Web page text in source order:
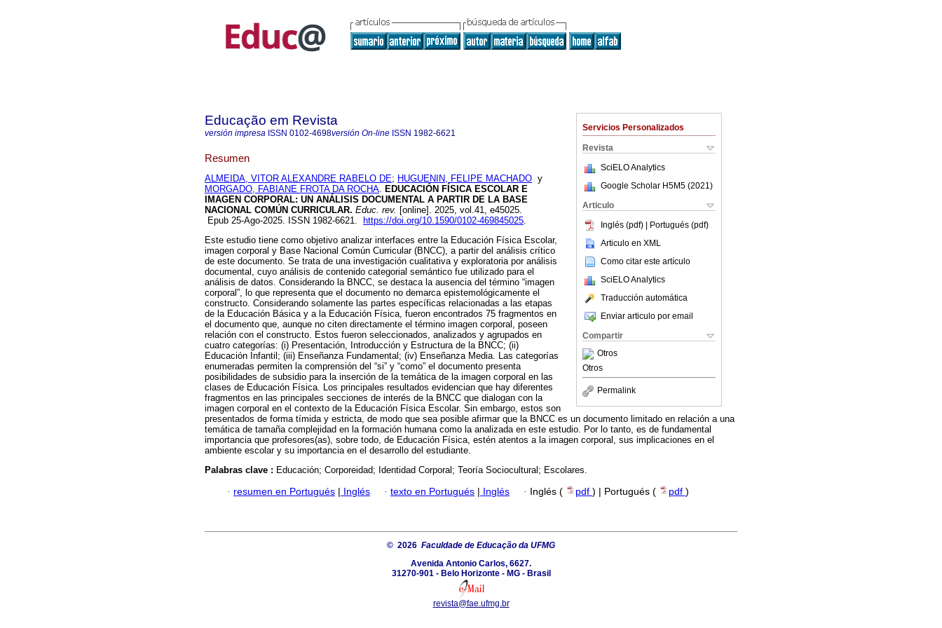
Servicios Personalizados
Revista
SciELO Analytics
Google Scholar H5M5 (2021 )
Articulo
Inglés (pdf) | Portugués (pdf)
Articulo en XML
Como citar este artículo
SciELO Analytics
Traducción automática
Enviar articulo por email
Compartir
Otros
Otros
Permalink
Educação em Revista
versión impresa ISSN 0102-4698versión On-line ISSN 1982-6621
Resumen
ALMEIDA, VITOR ALEXANDRE RABELO DE; HUGUENIN, FELIPE MACHADO y
MORGADO, FABIANE FROTA DA ROCHA. EDUCACIÓN FÍSICA ESCOLAR E
IMAGEN CORPORAL: UN ANÁLISIS DOCUMENTAL A PARTIR DE LA BASE
NACIONAL COMÚN CURRICULAR. Educ. rev. [online]. 2025, vol.41, e45025.
Epub 25-Ago-2025. ISSN 1982-6621.
https://doi.org/10.1590/0102-469845025.
Este estudio tiene como objetivo analizar interfaces entre la Educación Física Escolar,
imagen corporal y Base Nacional Común Curricular (BNCC), a partir del análisis crítico
de este documento. Se trata de una investigación cualitativa y exploratoria por análisis
documental, cuyo análisis de contenido categorial semántico fue utilizado para el
análisis de datos. Considerando la BNCC, se destaca la ausencia del término “imagen
corporal”, lo que representa que el documento no demarca epistemológicamente el
constructo. Considerando solamente las partes específicas relacionadas a las etapas
de la Educación Básica y a la Educación Física, fueron encontrados 75 fragmentos en
el documento que, aunque no citen directamente el término imagen corporal, poseen
relación con el constructo. Estos fueron seleccionados, analizados y agrupados en
cuatro categorías: (i) Presentación, Introducción y Estructura de la BNCC; (ii)
Educación Infantil; (iii) Enseñanza Fundamental; (iv) Enseñanza Media. Las categorías
enumeradas permiten la comprensión del “si” y “como” el documento presenta
posibilidades de subsidio para la inserción de la temática de la imagen corporal en las
clases de Educación Física. Los principales resultados evidencian que hay diferentes
fragmentos en las principales secciones de interés de la BNCC que dialogan con la
imagen corporal en el contexto de la Educación Física Escolar. Sin embargo, estos son
presentados de forma tímida y estricta, de modo que sea posible afirmar que la BNCC es un documento limitado en relación a una
temática de tamaña complejidad en la formación humana como la analizada en este estudio. Por lo tanto, es de fundamental
importancia que profesores(as), sobre todo, de Educación Física, estén atentos a la imagen corporal, sus implicaciones en el
ambiente escolar y su importancia en el desarrollo del estudiante.
Palabras clave : Educación; Corporeidad; Identidad Corporal; Teoría Sociocultural; Escolares.
· resumen en Portugués | Inglés · texto en Portugués | Inglés · Inglés ( pdf ) | Portugués ( pdf )
© 2026 Faculdade de Educação da UFMG
Avenida Antonio Carlos, 6627.
31270-901 - Belo Horizonte - MG - Brasil
revista@fae.ufmg.br